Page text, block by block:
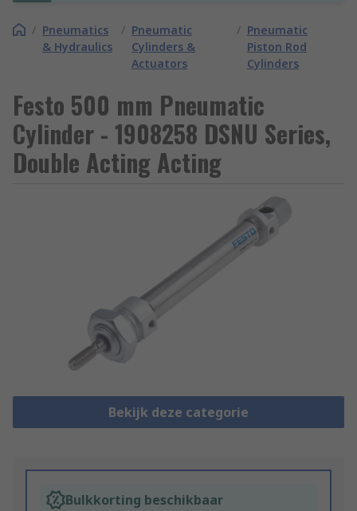
/ Pneumatics
& Hydraulics
/ Pneumatic
Cylinders &
Actuators
/ Pneumatic
Piston Rod
Cylinders
Festo 500 mm Pneumatic
Cylinder - 1908258 DSNU Series,
Double Acting Acting
Bekijk deze categorie
Bulkkorting beschikbaar